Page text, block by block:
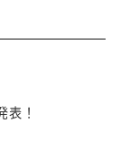
表！